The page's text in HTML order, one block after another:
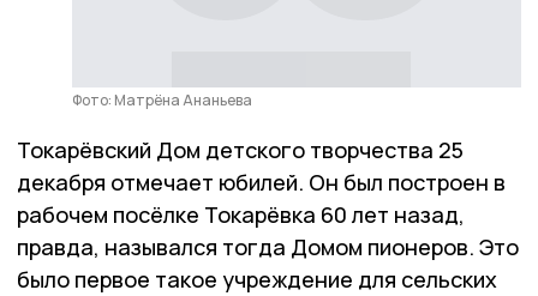
Фото: Матрёна Ананьева
Токарёвский Дом детского творчества 25
декабря отмечает юбилей. Он был построен в
рабочем посёлке Токарёвка 60 лет назад,
правда, назывался тогда Домом пионеров. Это
было первое такое учреждение для сельских